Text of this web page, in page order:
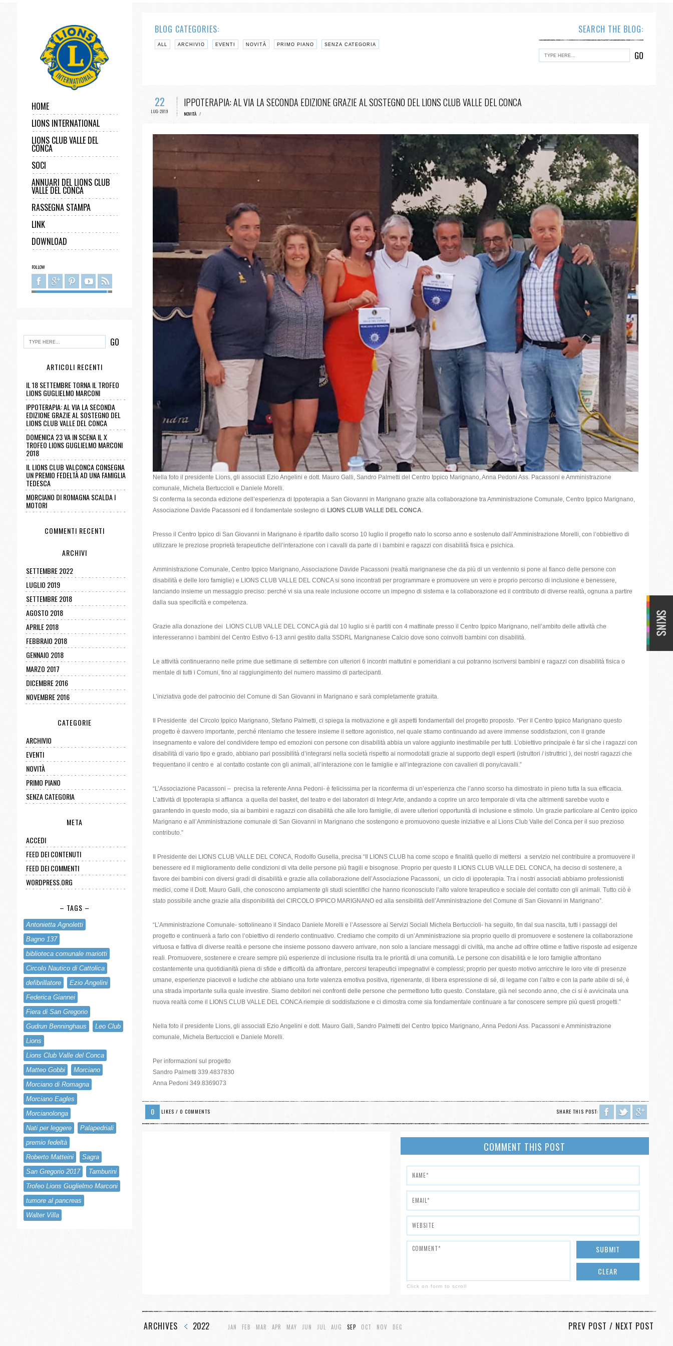
HOME
LIONS INTERNATIONAL
LIONS CLUB VALLE DEL
CONCA
SOCI
ANNUARI DEL LIONS CLUB
VALLE DEL CONCA
RASSEGNA STAMPA
LINK
DOWNLOAD
FOLLOW
ARTICOLI RECENTI
IL 18 SETTEMBRE TORNA IL TROFEO
LIONS GUGLIELMO MARCONI
IPPOTERAPIA: AL VIA LA SECONDA
EDIZIONE GRAZIE AL SOSTEGNO DEL
LIONS CLUB VALLE DEL CONCA
DOMENICA 23 VA IN SCENA IL X
TROFEO LIONS GUGLIELMO MARCONI
2018
IL LIONS CLUB VALCONCA CONSEGNA
UN PREMIO FEDELTÀ AD UNA FAMIGLIA
TEDESCA
MORCIANO DI ROMAGNA SCALDA I
MOTORI
COMMENTI RECENTI
ARCHIVI
SETTEMBRE 2022
LUGLIO 2019
SETTEMBRE 2018
AGOSTO 2018
APRILE 2018
FEBBRAIO 2018
GENNAIO 2018
MARZO 2017
DICEMBRE 2016
NOVEMBRE 2016
CATEGORIE
ARCHIVIO
EVENTI
NOVITÀ
PRIMO PIANO
SENZA CATEGORIA
META
ACCEDI
FEED DEI CONTENUTI
FEED DEI COMMENTI
WORDPRESS.ORG
– TAGS –
Antonietta Agnoletti
Bagno 137
biblioteca comunale mariotti
Circolo Nautico di Cattolica
defibrillatore
Ezio Angelini
Federica Giannei
Fiera di San Gregorio
Gudrun Benninghaus
Leo Club
Lions
Lions Club Valle del Conca
Matteo Gobbi
Morciano
Morciano di Romagna
Morciano Eagles
Morcianolonga
Nati per leggere
Palapedriali
premio fedeltà
Roberto Matteini
Sagra
San Gregorio 2017
Tamburini
Trofeo Lions Guglielmo Marconi
tumore al pancreas
Walter Villa
BLOG CATEGORIES:
ALL ARCHIVIO EVENTI NOVITÀ PRIMO PIANO SENZA CATEGORIA
SEARCH THE BLOG:
22
LUG-2019
IPPOTERAPIA: AL VIA LA SECONDA EDIZIONE GRAZIE AL SOSTEGNO DEL LIONS CLUB VALLE DEL CONCA
NOVITÀ/
Nella foto il presidente Lions, gli associati Ezio Angelini e dott. Mauro Galli, Sandro Palmetti del Centro Ippico Marignano, Anna Pedoni Ass. Pacassoni e Amministrazione
comunale, Michela Bertuccioli e Daniele Morelli.
Si conferma la seconda edizione dell’esperienza di Ippoterapia a San Giovanni in Marignano grazie alla collaborazione tra Amministrazione Comunale, Centro Ippico Marignano,
Associazione Davide Pacassoni ed il fondamentale sostegno di LIONS CLUB VALLE DEL CONCA
Presso il Centro Ippico di San Giovanni in Marignano è ripartito dallo scorso 10 luglio il progetto nato lo scorso anno e sostenuto dall’Amministrazione Morelli, con l’obbiettivo di
utilizzare le preziose proprietà terapeutiche dell’interazione con i cavalli da parte di i bambini e ragazzi con disabilità fisica e psichica.
Amministrazione Comunale, Centro Ippico Marignano, Associazione Davide Pacassoni (realtà marignanese che da più di un ventennio si pone al fianco delle persone con
disabilità e delle loro famiglie) e LIONS CLUB VALLE DEL CONCA si sono incontrati per programmare e promuovere un vero e proprio percorso di inclusione e benessere,
lanciando insieme un messaggio preciso: perché vi sia una reale inclusione occorre un impegno di sistema e la collaborazione ed il contributo di diverse realtà, ognuna a partire
dalla sua specificità e competenza.
Grazie alla donazione dei LIONS CLUB VALLE DEL CONCA già dal 10 luglio si è partiti con 4 mattinate presso il Centro Ippico Marignano, nell’ambito delle attività che
interesseranno i bambini del Centro Estivo 6-13 anni gestito dalla SSDRL Marignanese Calcio dove sono coinvolti bambini con disabilità.
Le attività continueranno nelle prime due settimane di settembre con ulteriori 6 incontri mattutini e pomeridiani a cui potranno iscriversi bambini e ragazzi con disabilità fisica o
mentale di tutti i Comuni, fino al raggiungimento del numero massimo di partecipanti.
L’iniziativa gode del patrocinio del Comune di San Giovanni in Marignano e sarà completamente gratuita.
Il Presidente del Circolo Ippico Marignano, Stefano Palmetti, ci spiega la motivazione e gli aspetti fondamentali del progetto proposto. “Per il Centro Ippico Marignano questo
progetto è davvero importante, perché riteniamo che tessere insieme il settore agonistico, nel quale stiamo continuando ad avere immense soddisfazioni, con il grande
insegnamento e valore del condividere tempo ed emozioni con persone con disabilità abbia un valore aggiunto inestimabile per tutti. L’obiettivo principale è far sì che i ragazzi con
disabilità di vario tipo e grado, abbiano pari possibilità d’integrarsi nella società rispetto ai normodotati grazie al supporto degli esperti (istruttori / istruttrici ), dei nostri ragazzi che
frequentano il centro e al contatto costante con gli animali, all’interazione con le famiglie e all’integrazione con cavalieri di pony/cavalli.”
“L’Associazione Pacassoni – precisa la referente Anna Pedoni- è felicissima per la riconferma di un’esperienza che l’anno scorso ha dimostrato in pieno tutta la sua efficacia.
L’attività di Ippoterapia si affianca a quella del basket, del teatro e dei laboratori di Integr.Arte, andando a coprire un arco temporale di vita che altrimenti sarebbe vuoto e
garantendo in questo modo, sia ai bambini e ragazzi con disabilità che alle loro famiglie, di avere ulteriori opportunità di inclusione e stimolo. Un grazie particolare al Centro ippico
Marignano e all’Amministrazione comunale di San Giovanni in Marignano che sostengono e promuovono queste iniziative e al Lions Club Valle del Conca per il suo prezioso
contributo.”
Il Presidente dei LIONS CLUB VALLE DEL CONCA, Rodolfo Gusella, precisa “Il LIONS CLUB ha come scopo e finalità quello di mettersi a servizio nel contribuire a promuovere il
benessere ed il miglioramento delle condizioni di vita delle persone più fragili e bisognose. Proprio per questo Il LIONS CLUB VALLE DEL CONCA, ha deciso di sostenere, a
favore dei bambini con diversi gradi di disabilità e grazie alla collaborazione dell’Associazione Pacassoni, un ciclo di ippoterapia. Tra i nostri associati abbiamo professionisti
medici, come il Dott. Mauro Galli, che conoscono ampiamente gli studi scientifici che hanno riconosciuto l’alto valore terapeutico e sociale del contatto con gli animali. Tutto ciò è
stato possibile anche grazie alla disponibilità del CIRCOLO IPPICO MARIGNANO ed alla sensibilità dell’Amministrazione del Comune di San Giovanni in Marignano”.
“L’Amministrazione Comunale- sottolineano il Sindaco Daniele Morelli e l’Assessore ai Servizi Sociali Michela Bertuccioli- ha seguito, fin dal sua nascita, tutti i passaggi del
progetto e continuerà a farlo con l’obiettivo di renderlo continuativo. Crediamo che compito di un’Amministrazione sia proprio quello di promuovere e sostenere la collaborazione
virtuosa e fattiva di diverse realtà e persone che insieme possono davvero arrivare, non solo a lanciare messaggi di civiltà, ma anche ad offrire ottime e fattive risposte ad esigenze
reali. Promuovere, sostenere e creare sempre più esperienze di inclusione risulta tra le priorità di una comunità. Le persone con disabilità e le loro famiglie affrontano
costantemente una quotidianità piena di sfide e difficoltà da affrontare, percorsi terapeutici impegnativi e complessi; proprio per questo motivo arricchire le loro vite di presenze
umane, esperienze piacevoli e ludiche che abbiano una forte valenza emotiva positiva, rigenerante, di libera espressione di sé, di legame con l’altro e con la parte abile di sé, è
una strada importante sulla quale investire. Siamo debitori nei confronti delle persone che permettono tutto questo. Constatare, già nel secondo anno, che ci si è avvicinata una
nuova realtà come il LIONS CLUB VALLE DEL CONCA riempie di soddisfazione e ci dimostra come sia fondamentale continuare a far conoscere sempre più questi progetti.”
Nella foto il presidente Lions, gli associati Ezio Angelini e dott. Mauro Galli, Sandro Palmetti del Centro Ippico Marignano, Anna Pedoni Ass. Pacassoni e Amministrazione
comunale, Michela Bertuccioli e Daniele Morelli.
Per informazioni sul progetto
Sandro Palmetti 339.4837830
Anna Pedoni 349.8369073
0 LIKES / 0 COMMENTS SHARE THIS POST:
COMMENT THIS POST
Click on form to scroll
ARCHIVES 2022 JAN FEB MAR APR MAY JUN JUL AUG SEP OCT NOV DEC PREV POST / NEXT POST